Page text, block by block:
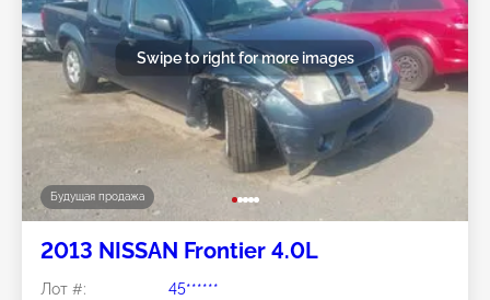
Будущая продажа
Swipe to right for more images
2013 NISSAN Frontier 4.0L
Лот #:
45******